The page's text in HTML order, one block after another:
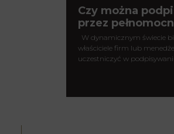
Czy można
przez
W dynamicznym świecie
właściciele firm lub
uczestniczyć w